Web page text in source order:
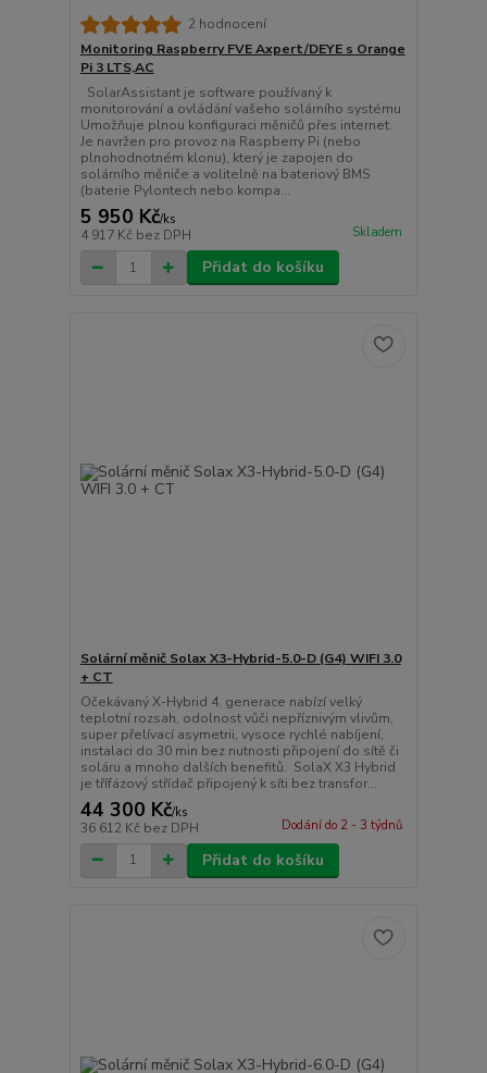
2 hodnocení
Monitoring Raspberry FVE Axpert/DEYE s Orange
Pi 3 LTS,AC
SolarAssistant je software používaný k
monitorování a ovládání vašeho solárního systému
Umožňuje plnou konfiguraci měničů přes internet.
Je navržen pro provoz na Raspberry Pi (nebo
plnohodnotném klonu), který je zapojen do
solárního měniče a volitelně na bateriový BMS
(baterie Pylontech nebo kompa...
5 950 Kč/ks
4 917 Kč bez DPH Skladem
Přidat do košíku
Solární měnič Solax X3-Hybrid-5.0-D (G4) WIFI 3.0
+ CT
Očekávaný X-Hybrid 4. generace nabízí velký
teplotní rozsah, odolnost vůči nepříznivým vlivům,
super přelívací asymetrii, vysoce rychlé nabíjení,
instalaci do 30 min bez nutnosti připojení do sítě či
soláru a mnoho dalších benefitů. SolaX X3 Hybrid
je třífázový střídač připojený k síti bez transfor...
44 300 Kč/ks
36 612 Kč bez DPH Dodání do 2 - 3 týdnů
Přidat do košíku